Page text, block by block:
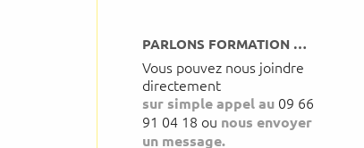
PARLONS FORMATION …
Vous pouvez nous joindre
directement
sur simple appel au 09 66
91 04 18 ou nous envoyer
un message.